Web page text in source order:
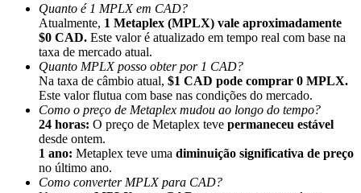
Indicação
Convide um amigo para receber recompensas em dinheiro
Deposit CASHCAT & Win
Quanto é 1 MPLX em CAD?
Atualmente, 1 Metaplex (MPLX) vale aproximadamente
$0 CAD. Este valor é atualizado em tempo real com base na
taxa de mercado atual.
Quanto MPLX posso obter por 1 CAD?
Na taxa de câmbio atual, $1 CAD pode comprar 0 MPLX.
Este valor flutua com base nas condições do mercado.
Como o preço de Metaplex mudou ao longo do tempo?
24 horas: O preço de Metaplex teve permaneceu estável
desde ontem.
1 ano: Metaplex teve uma diminuição significativa de preço
no último ano.
Como converter MPLX para CAD?